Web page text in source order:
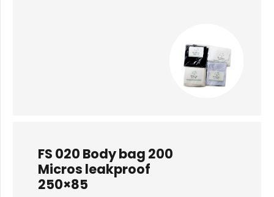
FS 020 Body bag 200
Micros leakproof
250×85